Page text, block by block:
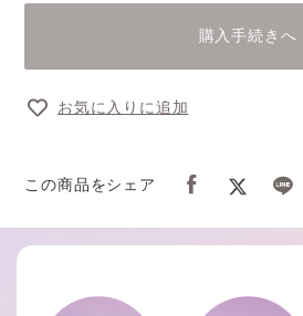
購入手続きへ
お気に入りに追加
この商品をシェア